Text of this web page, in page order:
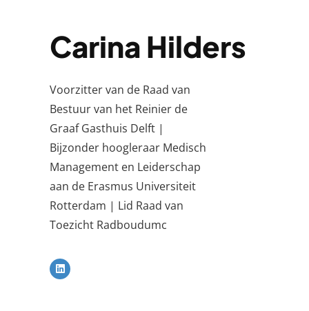
Carina Hilders
Voorzitter van de Raad van
Bestuur van het Reinier de
Graaf Gasthuis Delft |
Bijzonder hoogleraar Medisch
Management en Leiderschap
aan de Erasmus Universiteit
Rotterdam | Lid Raad van
Toezicht Radboudumc